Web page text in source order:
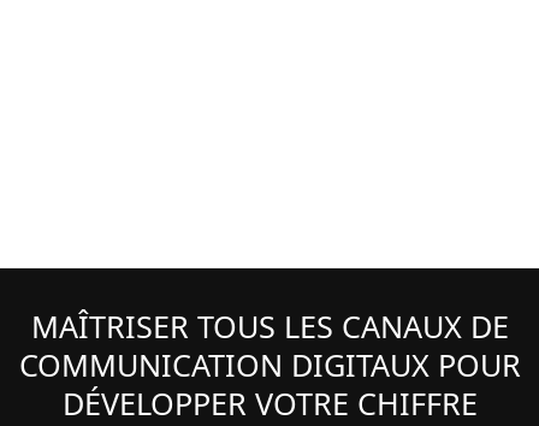
MAÎTRISER TOUS LES CANAUX DE
COMMUNICATION DIGITAUX POUR
DÉVELOPPER VOTRE CHIFFRE